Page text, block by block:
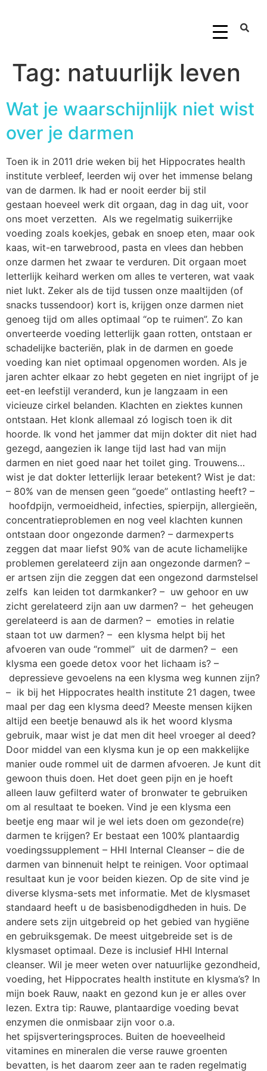
Tag: natuurlijk leven
Wat je waarschijnlijk niet wist
over je darmen
Toen ik in 2011 drie weken bij het Hippocrates health
institute verbleef, leerden wij over het immense belang
van de darmen. Ik had er nooit eerder bij stil
gestaan hoeveel werk dit orgaan, dag in dag uit, voor
ons moet verzetten. Als we regelmatig suikerrijke
voeding zoals koekjes, gebak en snoep eten, maar ook
kaas, wit-en tarwebrood, pasta en vlees dan hebben
onze darmen het zwaar te verduren. Dit orgaan moet
letterlijk keihard werken om alles te verteren, wat vaak
niet lukt. Zeker als de tijd tussen onze maaltijden (of
snacks tussendoor) kort is, krijgen onze darmen niet
genoeg tijd om alles optimaal “op te ruimen”. Zo kan
onverteerde voeding letterlijk gaan rotten, ontstaan er
schadelijke bacteriën, plak in de darmen en goede
voeding kan niet optimaal opgenomen worden. Als je
jaren achter elkaar zo hebt gegeten en niet ingrijpt of je
eet-en leefstijl veranderd, kun je langzaam in een
vicieuze cirkel belanden. Klachten en ziektes kunnen
ontstaan. Het klonk allemaal zó logisch toen ik dit
hoorde. Ik vond het jammer dat mijn dokter dit niet had
gezegd, aangezien ik lange tijd last had van mijn
darmen en niet goed naar het toilet ging. Trouwens…
wist je dat dokter letterlijk leraar betekent? Wist je dat:
– 80% van de mensen geen “goede” ontlasting heeft? –
hoofdpijn, vermoeidheid, infecties, spierpijn, allergieën,
concentratieproblemen en nog veel klachten kunnen
ontstaan door ongezonde darmen? – darmexperts
zeggen dat maar liefst 90% van de acute lichamelijke
problemen gerelateerd zijn aan ongezonde darmen? –
er artsen zijn die zeggen dat een ongezond darmstelsel
zelfs kan leiden tot darmkanker? – uw gehoor en uw
zicht gerelateerd zijn aan uw darmen? – het geheugen
gerelateerd is aan de darmen? – emoties in relatie
staan tot uw darmen? – een klysma helpt bij het
afvoeren van oude “rommel” uit de darmen? – een
klysma een goede detox voor het lichaam is? –
depressieve gevoelens na een klysma weg kunnen zijn?
– ik bij het Hippocrates health institute 21 dagen, twee
maal per dag een klysma deed? Meeste mensen kijken
altijd een beetje benauwd als ik het woord klysma
gebruik, maar wist je dat men dit heel vroeger al deed?
Door middel van een klysma kun je op een makkelijke
manier oude rommel uit de darmen afvoeren. Je kunt dit
gewoon thuis doen. Het doet geen pijn en je hoeft
alleen lauw gefilterd water of bronwater te gebruiken
om al resultaat te boeken. Vind je een klysma een
beetje eng maar wil je wel iets doen om gezonde(re)
darmen te krijgen? Er bestaat een 100% plantaardig
voedingssupplement – HHI Internal Cleanser – die de
darmen van binnenuit helpt te reinigen. Voor optimaal
resultaat kun je voor beiden kiezen. Op de site vind je
diverse klysma-sets met informatie. Met de klysmaset
standaard heeft u de basisbenodigdheden in huis. De
andere sets zijn uitgebreid op het gebied van hygiëne
en gebruiksgemak. De meest uitgebreide set is de
klysmaset optimaal. Deze is inclusief HHI Internal
cleanser. Wil je meer weten over natuurlijke gezondheid,
voeding, het Hippocrates health institute en klysma’s? In
mijn boek Rauw, naakt en gezond kun je er alles over
lezen. Extra tip: Rauwe, plantaardige voeding bevat
enzymen die onmisbaar zijn voor o.a.
het spijsverteringsproces. Buiten de hoeveelheid
vitamines en mineralen die verse rauwe groenten
bevatten, is het daarom zeer aan te raden regelmatig